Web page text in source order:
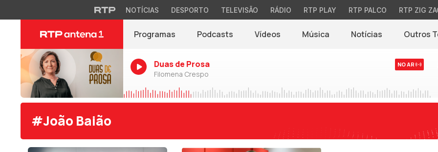
NOTÍCIAS DESPORTO TELEVISÃO RÁDIO RTP PLAY RTP PALCO RTP ZIG
Programas Podcasts Vídeos Música Notícias(abre em nova
Outros
Duas de Prosa
Filomena Crespo
NO AR
#João Baião